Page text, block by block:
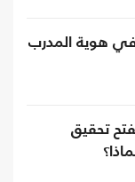
في هوية المدرب
تحقيق